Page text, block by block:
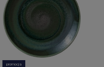
promocja